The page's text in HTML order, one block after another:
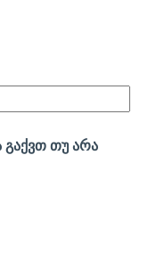
გაქვთ თუ არა